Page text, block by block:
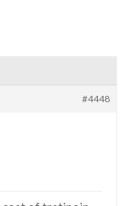
#4448